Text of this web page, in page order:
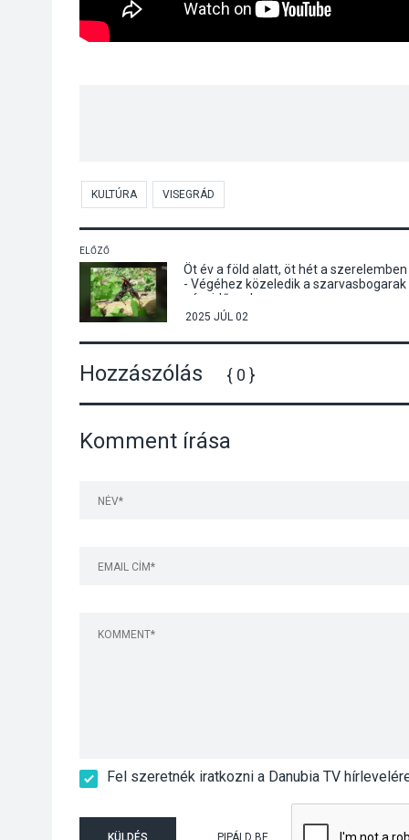
KULTÚRA VISEGRÁD
ELŐZŐ
Öt év a föld alatt, öt hét a szerelemben
- Végéhez közeledik a szarvasbogarak
nászidőszaka
2025 JÚL 02
Hozzászólás { 0 }
Komment írása
Fel szeretnék iratkozni a Danubia TV
KÜLDÉS PIPÁLD BE